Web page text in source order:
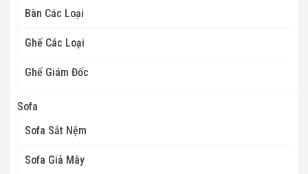
Bàn Các Loại
Ghế Các Loại
Ghế Giám Đốc
Sofa
Sofa Sắt Nệm
Sofa Giả Mây